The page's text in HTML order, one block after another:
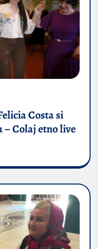
Costa si
Colaj etno live